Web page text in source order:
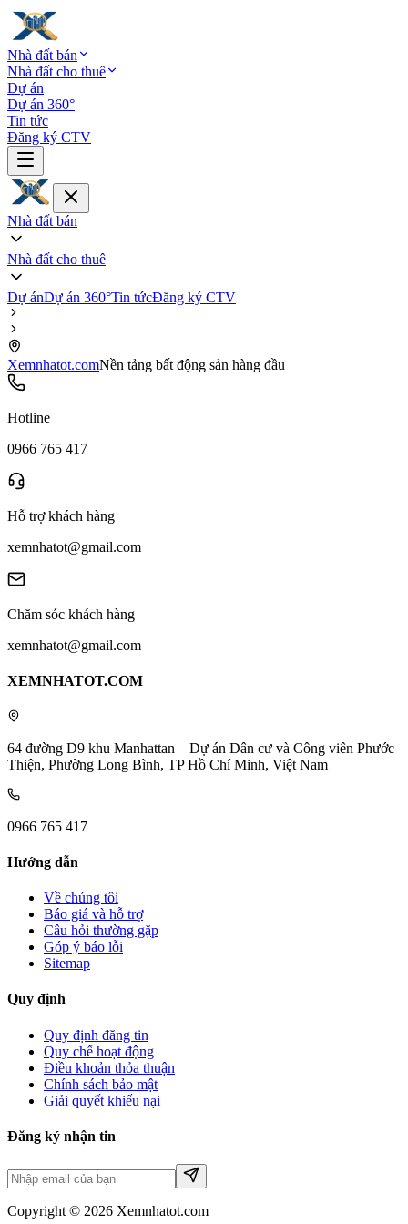
Nhà đất bán
Nhà đất cho thuê
Dự án
Dự án 360°
Tin tức
Đăng ký CTV
Nhà đất bán
Nhà đất cho thuê
Dự ánDự án 360°Tin tứcĐăng ký CTV
Xemnhatot.comNền tảng bất động sản hàng đầu
Hotline
0966 765 417
Hỗ trợ khách hàng
xemnhatot@gmail.com
Chăm sóc khách hàng
xemnhatot@gmail.com
XEMNHATOT.COM
64 đường D9 khu Manhattan – Dự án Dân cư và Công viên Phước
Thiện, Phường Long Bình, TP Hồ Chí Minh, Việt Nam
0966 765 417
Hướng dẫn
Về chúng tôi
Báo giá và hỗ trợ
Câu hỏi thường gặp
Góp ý báo lỗi
Sitemap
Quy định
Quy định đăng tin
Quy chế hoạt động
Điều khoản thỏa thuận
Chính sách bảo mật
Giải quyết khiếu nại
Đăng ký nhận tin
Copyright © 2026 Xemnhatot.com